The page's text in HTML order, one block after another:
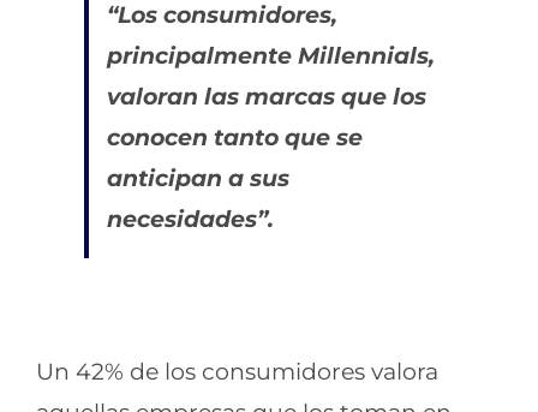
“Los consumidores,
principalmente Millennials,
valoran las marcas que los
conocen tanto que se
anticipan a sus
necesidades”.
Un 42% de los consumidores valora